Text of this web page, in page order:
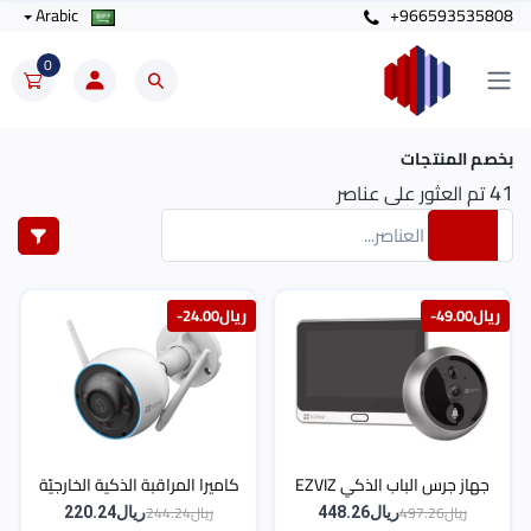
+966593535808
0
بخصم المنتجات
41تم العثور على عناصر
-ريال49.00
جهاز جرس الباب الذكي EZVIZ
DP2 2K – عدسة واسعة وشاشةريال497.26 ريال448.26
-ريال24.00
كاميرا المراقبة الذكية الخارجيّة
EZVIZ H3 – دقة 3K
ريال244.24 ريال220.24